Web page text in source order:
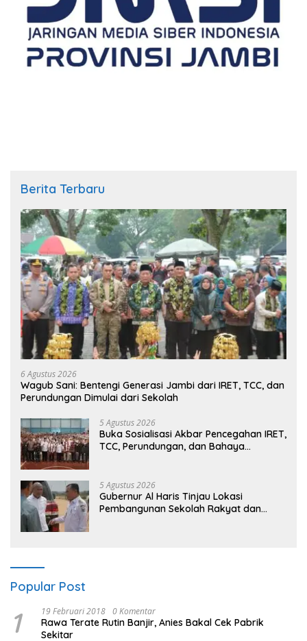
Berita Terbaru
6 Agustus 2026
Wagub Sani: Bentengi Generasi Jambi dari IRET, TCC, dan
Perundungan Dimulai dari Sekolah
5 Agustus 2026
Buka Sosialisasi Akbar Pencegahan IRET,
TCC, Perundungan, dan Bahaya
masa depan sudah ada di tangan”
5 Agustus 2026
Gubernur Al Haris Tinjau Lokasi
Pembangunan Sekolah Rakyat dan
Popular Post
1 19 Februari 2018 0 Komentar
Rawa Terate Rutin Banjir, Anies Bakal Cek Pabrik
Sekitar